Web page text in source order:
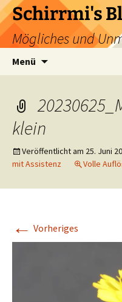
Zum
Inhalt
springen
Schirrmi's
Mögliches und
Menü
klein
Veröffentlicht am 25. Juni
mit Assistenz
Volle
← Vorheriges